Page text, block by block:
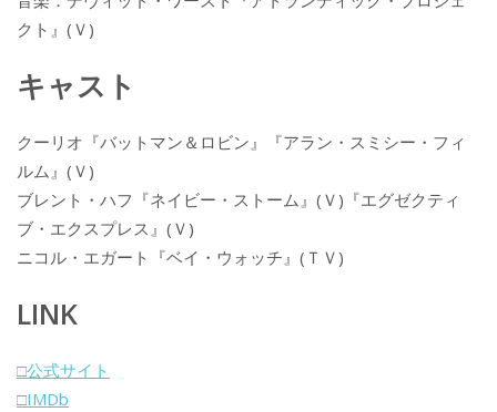
クト』(Ｖ)
キャスト
クーリオ『バットマン＆ロビン』『アラン・スミシー・フィ
ルム』(Ｖ)
ブレント・ハフ『ネイビー・ストーム』(Ｖ)『エグゼクティ
ブ・エクスプレス』(Ｖ)
ニコル・エガート『ベイ・ウォッチ』(ＴＶ)
LINK
□公式サイト
□IMDb